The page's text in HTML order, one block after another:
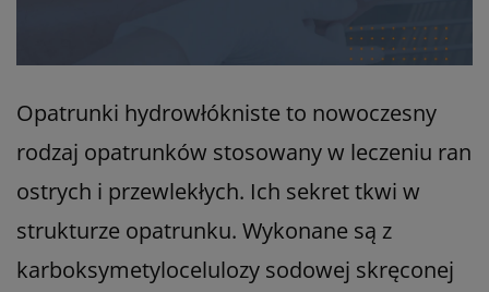
Opatrunki hydrowłókniste to nowoczesny
rodzaj opatrunków stosowany w leczeniu ran
ostrych i przewlekłych. Ich sekret tkwi w
strukturze opatrunku. Wykonane są z
karboksymetylocelulozy sodowej skręconej